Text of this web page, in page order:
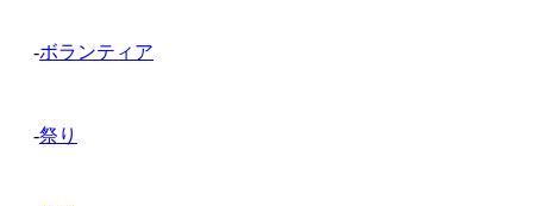
-ボランティア
-祭り